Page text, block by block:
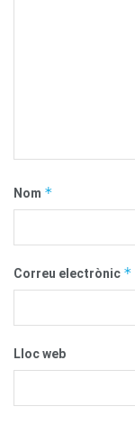
Nom *
Correu electrònic *
Lloc web